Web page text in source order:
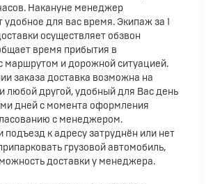
Накануне менеджер
удобное для вас время. Экипаж за 1
осуществляет обзвон
время прибытия в
маршрутом и дорожной ситуацией.
заказа доставка возможна на
любой другой, удобный для Вас день
дней с момента оформления
с менеджером.
подъезд к адресу затруднён или нет
грузовой автомобиль,
доставки у менеджера.